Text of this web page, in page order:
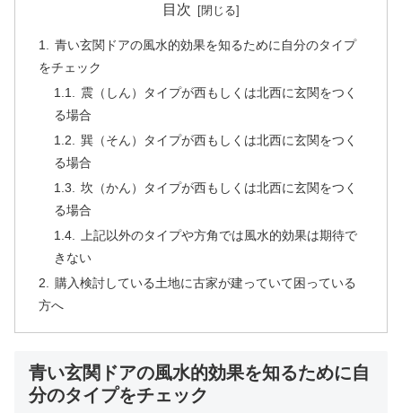
目次
青い玄関ドアの風水的効果を知るために自分のタイプ
をチェック
震（しん）タイプが西もしくは北西に玄関をつく
る場合
巽（そん）タイプが西もしくは北西に玄関をつく
る場合
坎（かん）タイプが西もしくは北西に玄関をつく
る場合
上記以外のタイプや方角では風水的効果は期待で
きない
購入検討している土地に古家が建っていて困っている
方へ
青い玄関ドアの風水的効果を知るために自
分のタイプをチェック